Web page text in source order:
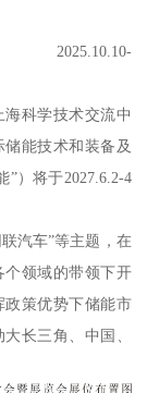
科学技术交流中
储能技术和装备及
）将于2027.6.2-4
汽车”等主题，在
领域的带领下开
策优势下储能市
长三角、中国、